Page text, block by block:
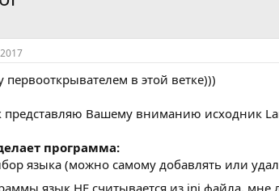
первооткрывателем в этой ветке)))
представляю Вашему вниманию исходник
программа:
языка (можно самому добавлять или
язык НЕ считывается из ini файла, мне